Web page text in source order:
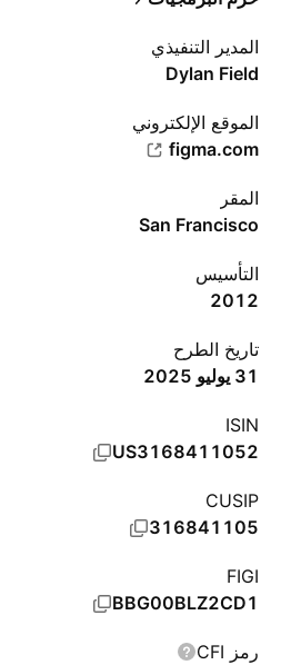
المدير التنفيذي
Dylan Field
الموقع الإلكتروني
figma.com
المقر
San Francisco
التأسيس
2012
تاريخ الطرح
31 يوليو 2025
ISIN
US3168411052
CUSIP
316841105
FIGI
BBG00BLZ2CD1
رمز CFI